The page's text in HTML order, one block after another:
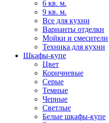
6 кв. м.
9 кв. м.
Все для кухни
Варианты отделки
Мойки и смесители
Техника для кухни
Шкафы-купе
Цвет
Коричневые
Серые
Темные
Черные
Светлые
Белые шкафы-купе